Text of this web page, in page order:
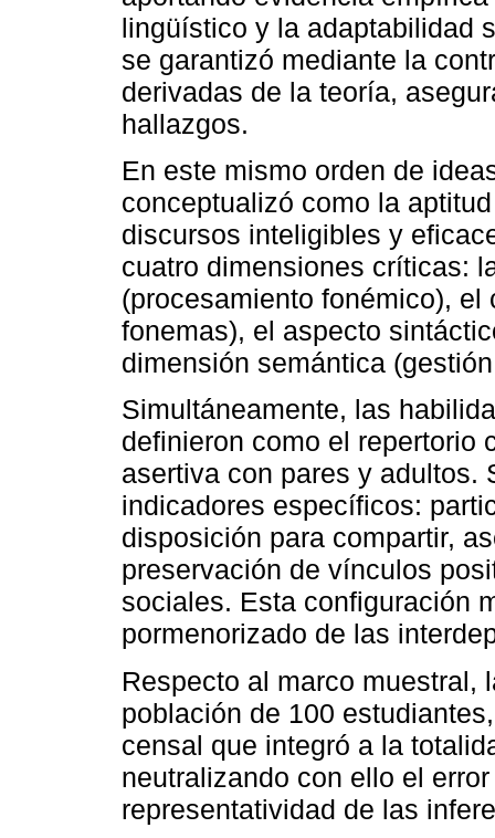
lingüístico y la adaptabilidad
se garantizó mediante la
derivadas de la teoría,
hallazgos.
En este mismo orden de
conceptualizó como la
discursos inteligibles y
cuatro dimensiones críticas:
(procesamiento fonémico),
fonemas), el aspecto
dimensión semántica
Simultáneamente, las
definieron como el repertorio
asertiva con pares y adultos.
indicadores específicos:
disposición para compartir,
preservación de vínculos
sociales. Esta configuración
pormenorizado de las
Respecto al marco muestral,
población de 100
censal que integró a la
neutralizando con ello el
representatividad de las